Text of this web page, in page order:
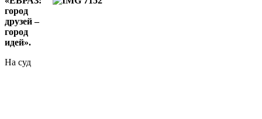
город
друзей –
город
идей».
На суд